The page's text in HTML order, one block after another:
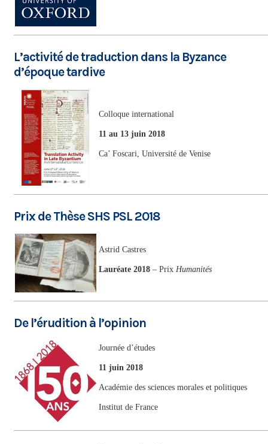
L’activité de traduction dans la Byzance
d’époque tardive
Colloque international
11 au 13 juin 2018
Ca’ Foscari, Université de Venise
Prix de Thèse SHS PSL 2018
Astrid Castres
Lauréate 2018– Prix Humanités
De l’érudition à l’opinion
Journée d’études
11 juin 2018
Académie des sciences morales et politiques
Institut de France